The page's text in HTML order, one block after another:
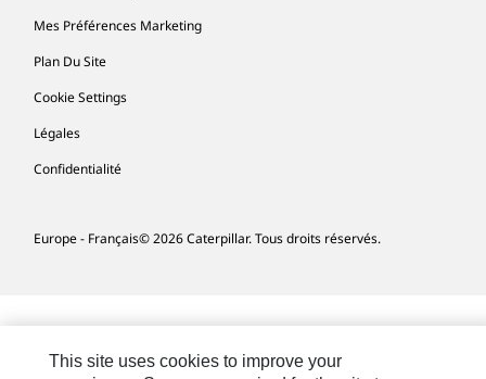
Mes Préférences Marketing
Plan Du Site
Cookie Settings
Légales
Confidentialité
Europe - Français© 2026 Caterpillar. Tous droits réservés.
This site uses cookies to improve your